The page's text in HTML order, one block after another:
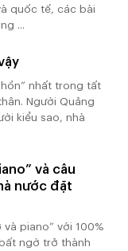
quốc tế, các bài
...
nhất trong tất
Người Quảng
kiểu sao, nhà
và câu
nước đặt
piano” với 100%
ngờ trở thành